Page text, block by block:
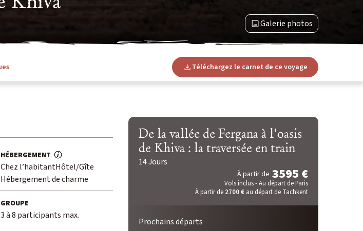
Galerie photos
Téléchargez le carnet de ce voyage
HÉBERGEMENT
Chez l’habitantHôtel/Gîte
Hébergement de charme
GROUPE
3 à 8 participants max.
De la vallée de Fergana à l'oasis
de Khiva : la traversée en train
14 Jours
À partir de 3595 €
Vols inclus - Au départ de Paris
À partir de 2700 € au départ de Tachkent
Prochains départs